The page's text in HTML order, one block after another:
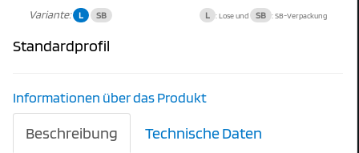
Variante: L SB L : Lose und SB : SB-Verpackung
Standardprofil
Informationen über das Produkt
Beschreibung Technische Daten